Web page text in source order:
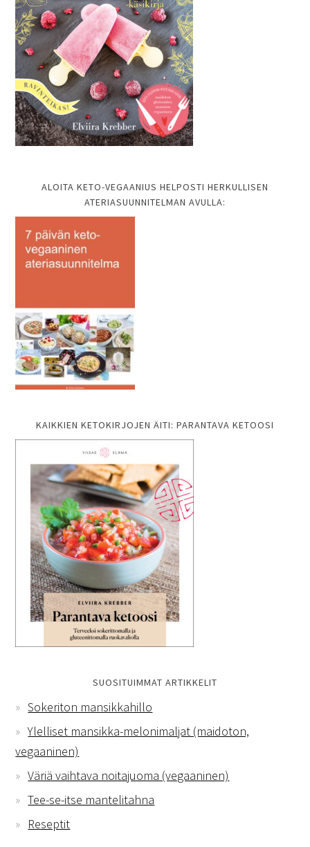
ALOITA KETO-VEGAANIUS HELPOSTI HERKULLISEN
ATERIASUUNNITELMAN AVULLA:
KAIKKIEN KETOKIRJOJEN ÄITI: PARANTAVA KETOOSI
SUOSITUIMMAT ARTIKKELIT
Sokeriton mansikkahillo
Ylelliset mansikka-melonimaljat (maidoton,
vegaaninen)
Väriä vaihtava noitajuoma (vegaaninen)
Tee-se-itse mantelitahna
Reseptit